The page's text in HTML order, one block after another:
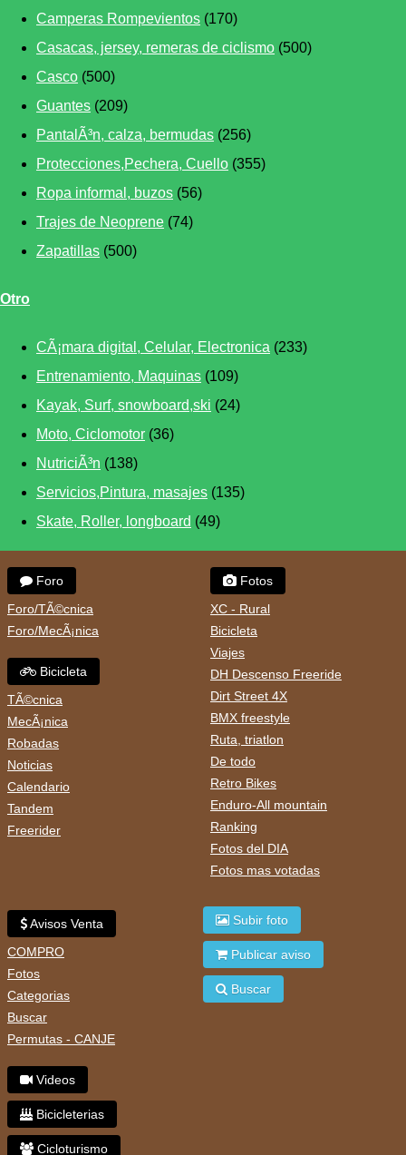
Camperas Rompevientos (170)
Casacas, jersey, remeras de ciclismo (500)
Casco (500)
Guantes (209)
PantalÃ³n, calza, bermudas (256)
Protecciones,Pechera, Cuello (355)
Ropa informal, buzos (56)
Trajes de Neoprene (74)
Zapatillas (500)
Otro
CÃ¡mara digital, Celular, Electronica (233)
Entrenamiento, Maquinas (109)
Kayak, Surf, snowboard,ski (24)
Moto, Ciclomotor (36)
NutriciÃ³n (138)
Servicios,Pintura, masajes (135)
Skate, Roller, longboard (49)
Foro
Foro/TÃ©cnica
Foro/MecÃ¡nica
Bicicleta
TÃ©cnica
MecÃ¡nica
Robadas
Noticias
Calendario
Tandem
Freerider
Fotos
XC - Rural
Bicicleta
Viajes
DH Descenso Freeride
Dirt Street 4X
BMX freestyle
Ruta, triatlon
De todo
Retro Bikes
Enduro-All mountain
Ranking
Fotos del DIA
Fotos mas votadas
Avisos Venta
COMPRO
Fotos
Categorias
Buscar
Permutas - CANJE
Videos
Bicicleterias
Cicloturismo
Subir foto
Publicar aviso
Buscar